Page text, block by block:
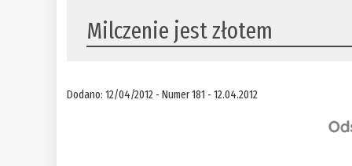
Milczenie jest złotem
Dodano: 12/04/2012 - Numer 181 - 12.04.2012